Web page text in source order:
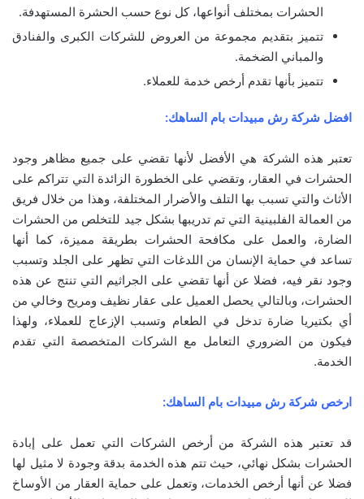
الحشرات بمختلف أنواعها، كل نوع حسب الحشرة المستهدفة.
تتميز بتقديم مجموعة من العروض للشركات الكبرى والفنادق
والمباني الضخمة.
تتميز بأنها تقدم أرخص خدمة للعملاء.
افضل شركة رش مبيدات بام الساهك:
تعتبر هذه الشركة هي الأفضل لأنها تقضي على جميع مظاهر وجود
الحشرات في العقار، وتقضي على الخطورة الزائدة التي تتراكم على
الأثاث والتي تسبب بها التلف والأضرار المختلفة، وهذا من خلال فريق
من العمالة الفلبينية التي تم تدريبها بشكل جيد للتخلص من الحشرات
الضارة، والعمل على مكافحة الحشرات بطريقة مميزة، كما أنها
تساعد في حماية الإنسان من اللدغات التي تظهر على الجلد وتسبب
وجود نقر فيه، فضلا عن أنها تقضي على الجراثيم التي تنتج عن هذه
الحشرات، وبالتالي يحصل العميل على عقار نظيف ومريح وخالي من
أي بكتيريا ضارة تدخل في الطعام وتسبب الإزعاج للعملاء، ولهذا
فيكون من الضروري التعامل مع الشركات المتخصصة التي تقدم
الخدمة.
ارخص شركة رش مبيدات بام الساهك:
قد تعتبر هذه الشركة من أرخص الشركات التي تعمل على إبادة
الحشرات بشكل نهائي، حيث تتم هذه الخدمة بدقة وجودة لا مثيل لها
فضلا عن أنها أرخص الخدمات، وتعمل على حماية العقار من الأوساخ